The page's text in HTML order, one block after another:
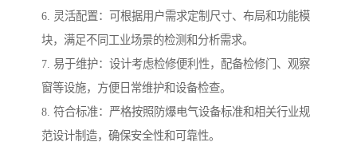
6. 灵活配置：可根据用户需求定制尺寸、布局和功能模
块，满足不同工业场景的检测和分析需求。
7. 易于维护：设计考虑检修便利性，配备检修门、观察
窗等设施，方便日常维护和设备检查。
8. 符合标准：严格按照防爆电气设备标准和相关行业规
范设计制造，确保安全性和可靠性。